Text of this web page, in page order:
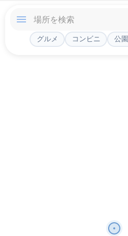
グルメ コンビニ 公園